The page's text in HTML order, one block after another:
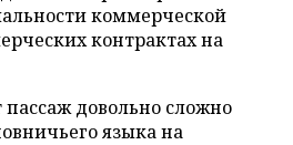
коммерческой
контрактах на
довольно сложно
языка на